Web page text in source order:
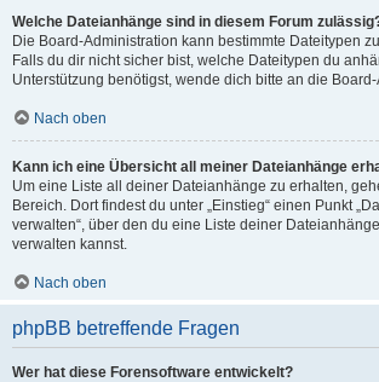
Welche Dateianhänge sind in diesem Forum
Die Board-Administration kann bestimmte Dateitypen
Falls du dir nicht sicher bist, welche Dateitypen du
Unterstützung benötigst, wende dich bitte an die
Nach oben
Kann ich eine Übersicht all meiner Dateianhänge
Um eine Liste all deiner Dateianhänge zu erhalten,
Bereich. Dort findest du unter „Einstieg“ einen Punkt
verwalten“, über den du eine Liste deiner
verwalten kannst.
Nach oben
phpBB betreffende Fragen
Wer hat diese Forensoftware entwickelt?